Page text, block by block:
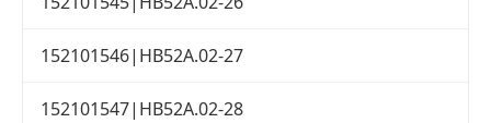
152101546|HB52A.02-27
152101547|HB52A.02-28